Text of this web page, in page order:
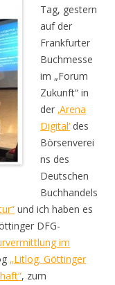
Tag, gestern
auf der
Frankfurter
Buchmesse
im „Forum
Zukunft“ in
der ‚Arena
Digital‘ des
Börsenverei
ns des
Deutschen
Buchhandels
und ich haben es
DFG-
im
„Litlog. Göttinger
, zum